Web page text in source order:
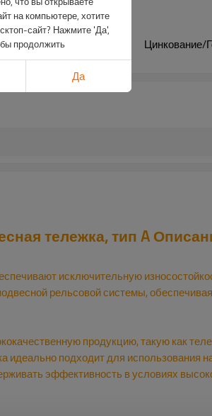
Цинкование/
тележка, тип A
исключительную
рельсовой системы,
продукцию, такую как
подходит для использования
эффективность в условиях
на компьютере, хотите
сайт? Нажмите 'Да',
продолжить
Да